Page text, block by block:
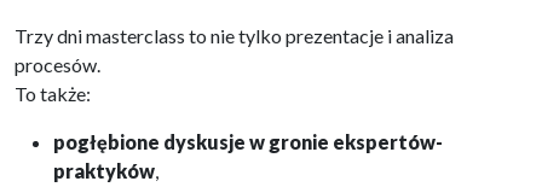
Trzy dni masterclass to nie tylko prezentacje i analiza
procesów.
To także:
pogłębione dyskusje w gronie ekspertów-
praktyków,